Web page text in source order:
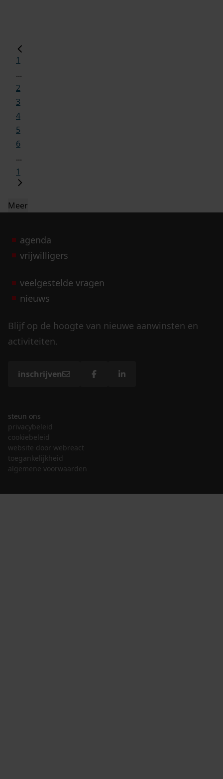
1
...
2
3
4
5
6
...
1
Meer
agenda
vrijwilligers
veelgestelde vragen
nieuws
Blijf op de hoogte van nieuwe aanwinsten en
activiteiten.
inschrijven
steun ons
privacybeleid
cookiebeleid
website door webreact
toegankelijkheid
algemene voorwaarden